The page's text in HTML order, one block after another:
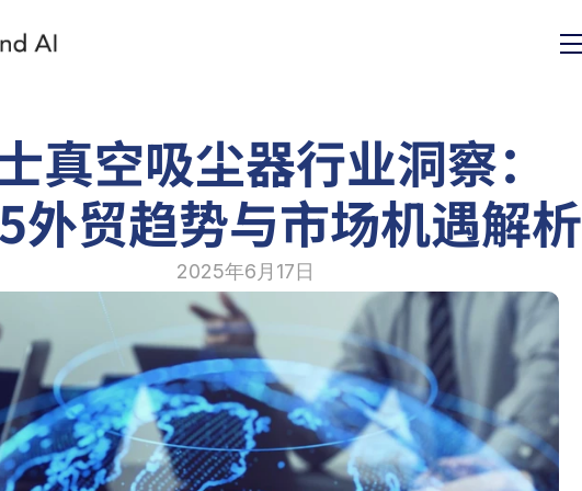
真空吸尘器行业洞察：
外贸趋势与市场机遇解析
2025年6月17日